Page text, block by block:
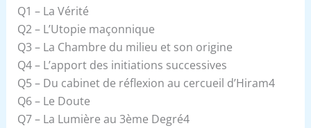
Q1 – La Vérité
Q2 – L’Utopie maçonnique
Q3 – La Chambre du milieu et son origine
Q4 – L’apport des initiations successives
Q5 – Du cabinet de réflexion au cercueil d’Hiram4
Q6 – Le Doute
Q7 – La Lumière au 3ème Degré4